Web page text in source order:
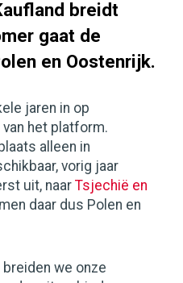
breidt
gaat de
en Oostenrijk.
jaren in op
het platform.
alleen in
vorig jaar
uit, naar Tsjechië en
daar dus Polen en
we onze